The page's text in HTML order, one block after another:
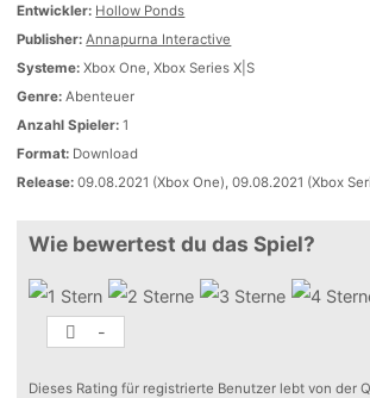
Entwickler: Hollow Ponds
Publisher: Annapurna Interactive
Systeme: Xbox One, Xbox Series X|S
Genre: Abenteuer
Anzahl Spieler: 1
Format: Download
Release: 09.08.2021 (Xbox One), 09.08.2021 (Xbox
Wie bewertest du das Spiel?
-
Dieses Rating für registrierte Benutzer lebt von der